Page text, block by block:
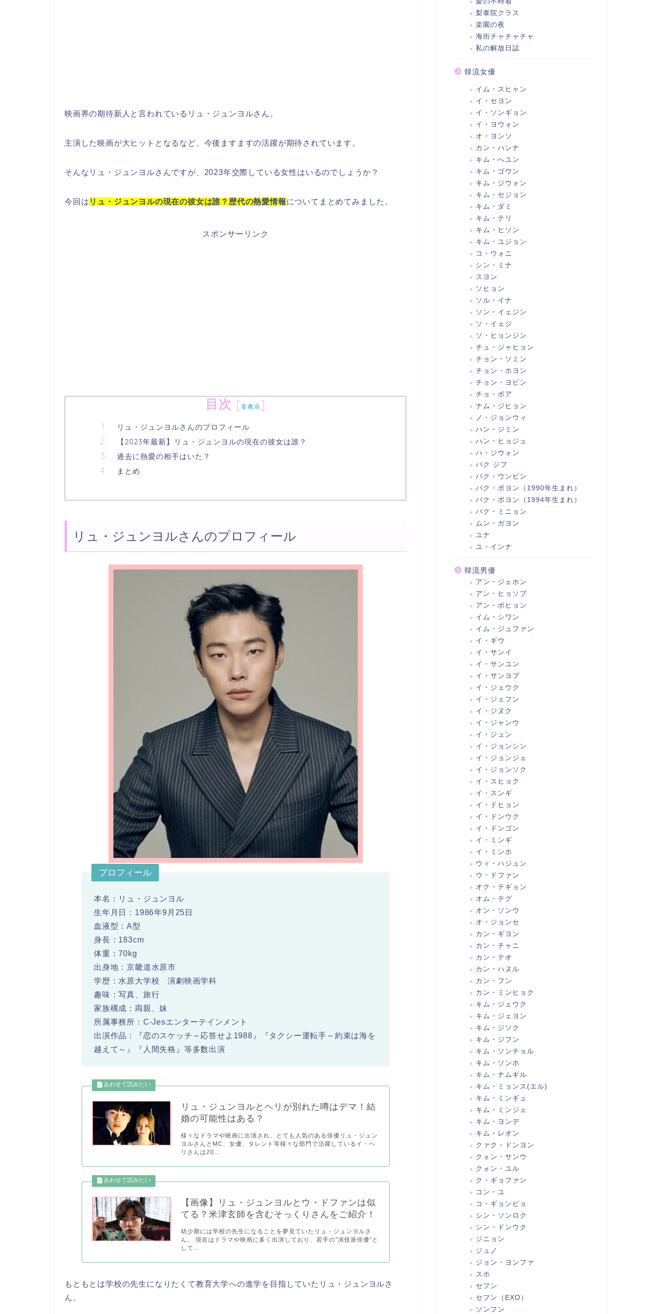
映画界の期待新人と言われているリュ・ジュンヨルさん。
主演した映画が大ヒットとなるなど、今後ますますの活躍が期待されています。
そんなリュ・ジュンヨルさんですが、2023年交際している女性はいるのでしょうか？
今回は リュ・ジュンヨルの現在の彼女は誰？歴代の熱愛情報についてまとめてみました。
スポンサーリンク
目次 [非表示]
リュ・ジュンヨルさんのプロフィール
【2023年最新】リュ・ジュンヨルの現在の彼女は誰？
過去に熱愛の相手はいた？
まとめ
リュ・ジュンヨルさんのプロフィール
プロフィール
本名：リュ・ジュンヨル
生年月日：1986年9月25日
血液型：A型
身長：183cm
体重：70kg
出身地：京畿道水原市
学歴：水原大学校 演劇映画学科
趣味：写真、旅行
家族構成：両親、妹
所属事務所：C-Jesエンターテインメント
出演作品：『恋のスケッチ～応答せよ1988』『タクシー運転手～約束は海を
越えて～』『人間失格』等多数出演
リュ・ジュンヨルとヘリが別れた噂はデマ！結
婚の可能性はある？
様々なドラマや映画に出演され、とても人気のある俳優リュ・ジュン
ヨルさんとMC、女優、タレント等様々な部門で活躍しているイ・ヘ
リさんは20...
【画像】リュ・ジュンヨルとウ・ドファンは似
てる？米津玄師を含むそっくりさんをご紹介！
幼少期には学校の先生になることを夢見ていたリュ・ジュンヨルさ
ん。 現在はドラマや映画に多く出演しており、若手の”演技派俳優”と
して...
もともとは学校の先生になりたくて教育大学への進学を目指していたリュ・ジュンヨルさ
ん。
梨泰院クラス
楽園の夜
海街チャチャチャ
私の解放日誌
韓流女優
イム・スヒャン
イ・セヨン
イ・ソンギョン
イ・ヨウォン
オ・ヨンソ
カン・ハンナ
キム・へユン
キム・ゴウン
キム・ジウォン
キム・セジョン
キム・ダミ
キム・テリ
キム・ヒソン
キム・ユジョン
コ・ウォニ
シン・ミナ
スヨン
ソヒョン
ソル・イナ
ソン・イェジン
ソ・イェジ
ソ・ヒョンジン
チュ・ジャヒョン
チョン・ソミン
チョン・ホヨン
チョン・ヨビン
チョ・ボア
ナム・ジヒョン
ノ・ジョンウィ
ハン・ジミン
ハン・ヒョジュ
ハ・ジウォン
パク ジフ
パク・ウンビン
パク・ボヨン（1990年生まれ）
パク・ボヨン（1994年生まれ）
パク・ミニョン
ムン・ガヨン
ユナ
ユ・インナ
韓流男優
アン・ジェホン
アン・ヒョソプ
アン・ボヒョン
イム・シワン
イム・ジュファン
イ・ギウ
イ・サンイ
イ・サンユン
イ・サンヨプ
イ・ジェウク
イ・ジェフン
イ・ジヌク
イ・ジャンウ
イ・ジュン
イ・ジョンシン
イ・ジョンジェ
イ・ジョンソク
イ・スヒョク
イ・スンギ
イ・ドヒョン
イ・ドンウク
イ・ドンゴン
イ・ミンギ
イ・ミンホ
ウィ・ハジュン
ウ・ドファン
オク・テギョン
オム・テグ
オン・ソンウ
オ・ジョンセ
カン・ギヨン
カン・チャニ
カン・テオ
カン・ハヌル
カン・フン
カン・ミンヒョク
キム・ジェウク
キム・ジェヨン
キム・ジソク
キム・ジフン
キム・ソンチョル
キム・ソンホ
キム・ナムギル
キム・ミョンス(エル)
キム・ミンギュ
キム・ミンジェ
キム・ヨンデ
キム・レオン
クァク・ドンヨン
クォン・サンウ
クォン・ユル
ク・ギョファン
コン・ユ
コ・ギョンピョ
シン・ソンロク
シン・ドンウク
ジニョン
ジュノ
ジョン・ヨンファ
スホ
セフン
セフン（EXO）
ソンフン